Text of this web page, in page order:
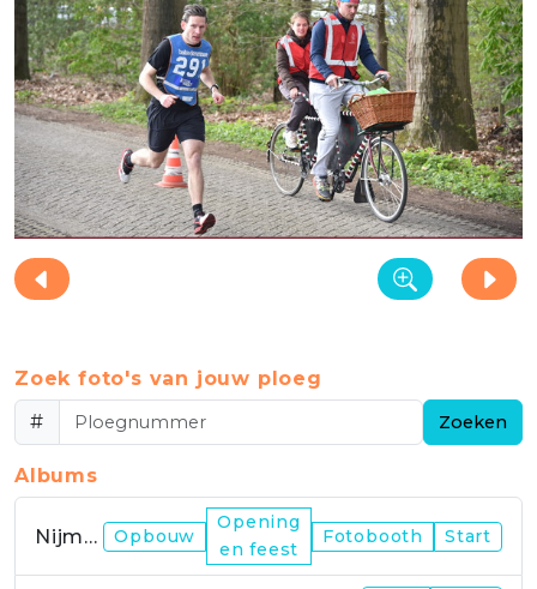
Zoek foto's van jouw ploeg
#
Zoeken
Albums
Nijmegen Opbouw
Opening
en feest
Fotobooth Start